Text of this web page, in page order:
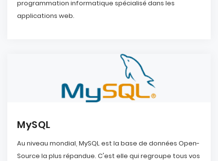
programmation informatique spécialisé dans les
applications web.
MySQL
Au niveau mondial, MySQL est la base de données Open-
Source la plus répandue. C'est elle qui regroupe tous vos